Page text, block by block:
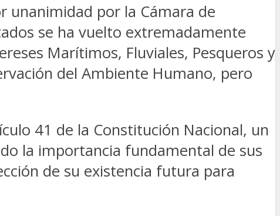
unanimidad por la Cámara de
se ha vuelto extremadamente
Marítimos, Fluviales, Pesqueros y
del Ambiente Humano, pero
41 de la Constitución Nacional, un
la importancia fundamental de sus
de su existencia futura para